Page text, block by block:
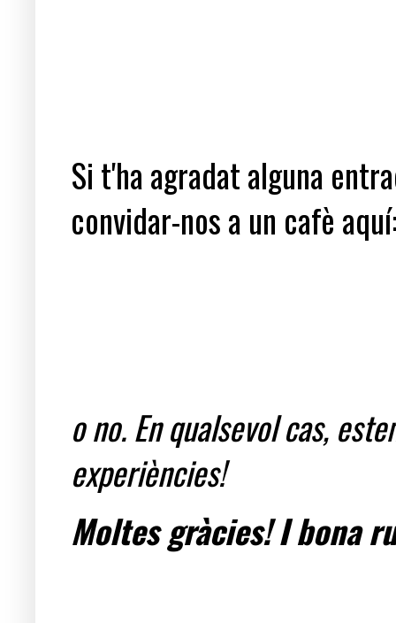
Si t'ha agradat alguna
convidar-nos a un cafè
o no. En qualsevol cas,
experiències!
Moltes gràcies! I bona